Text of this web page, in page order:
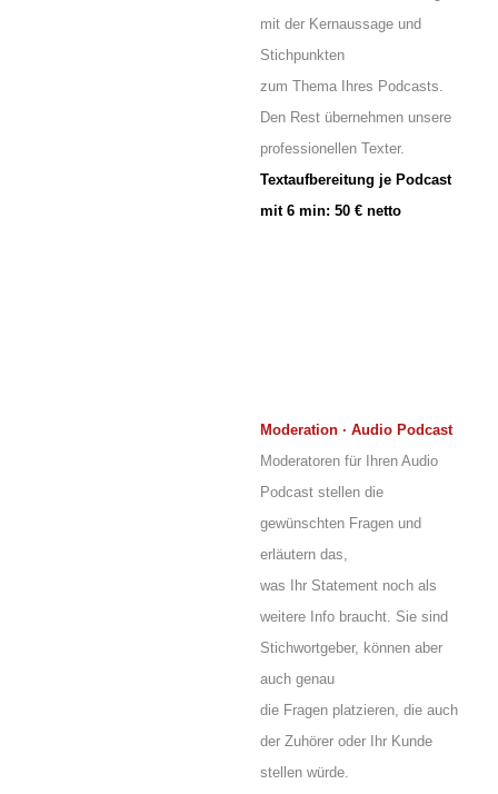
mit der Kernaussage und
Stichpunkten
zum Thema Ihres Podcasts.
Den Rest übernehmen unsere
professionellen Texter.
Textaufbereitung je Podcast
mit 6 min: 50 € netto
Moderation · Audio Podcast
Moderatoren für Ihren Audio
Podcast stellen die
gewünschten Fragen und
erläutern das,
was Ihr Statement noch als
weitere Info braucht. Sie sind
Stichwortgeber, können aber
auch genau
die Fragen platzieren, die auch
der Zuhörer oder Ihr Kunde
stellen würde.